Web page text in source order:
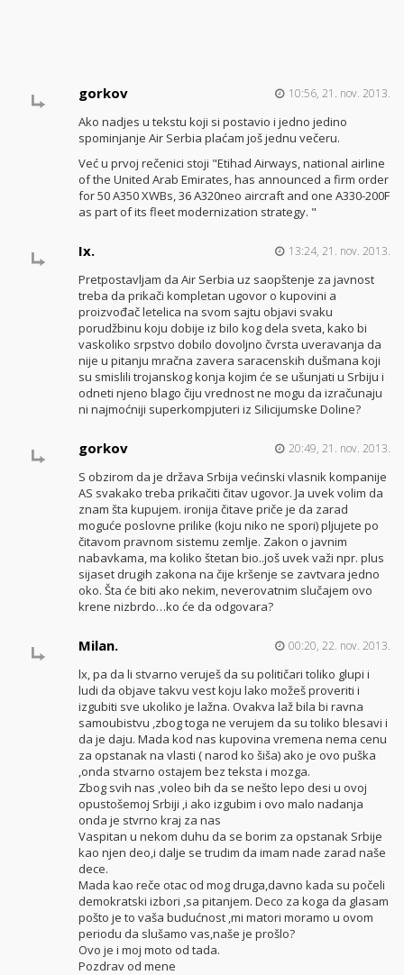
gorkov 10:56, 21. nov. 2013.
Ako nadjes u tekstu koji si postavio i jedno jedino
spominjanje Air Serbia plaćam još jednu večeru.
Već u prvoj rečenici stoji "Etihad Airways, national airline
of the United Arab Emirates, has announced a firm order
for 50 A350 XWBs, 36 A320neo aircraft and one A330-200F
as part of its fleet modernization strategy. "
Ix. 13:24, 21. nov. 2013.
Pretpostavljam da Air Serbia uz saopštenje za javnost
treba da prikači kompletan ugovor o kupovini a
proizvođač letelica na svom sajtu objavi svaku
porudžbinu koju dobije iz bilo kog dela sveta, kako bi
vaskoliko srpstvo dobilo dovoljno čvrsta uveravanja da
nije u pitanju mračna zavera saracenskih dušmana koji
su smislili trojanskog konja kojim će se ušunjati u Srbiju i
odneti njeno blago čiju vrednost ne mogu da izračunaju
ni najmoćniji superkompjuteri iz Silicijumske Doline?
gorkov 20:49, 21. nov. 2013.
S obzirom da je država Srbija većinski vlasnik kompanije
AS svakako treba prikačiti čitav ugovor. Ja uvek volim da
znam šta kupujem. ironija čitave priče je da zarad
moguće poslovne prilike (koju niko ne spori) pljujete po
čitavom pravnom sistemu zemlje. Zakon o javnim
nabavkama, ma koliko štetan bio..još uvek važi npr. plus
sijaset drugih zakona na čije kršenje se zavtvara jedno
oko. Šta će biti ako nekim, neverovatnim slučajem ovo
krene nizbrdo…ko će da odgovara?
Milan. 00:20, 22. nov. 2013.
lx, pa da li stvarno veruješ da su političari toliko glupi i
ludi da objave takvu vest koju lako možeš proveriti i
izgubiti sve ukoliko je lažna. Ovakva laž bila bi ravna
samoubistvu ,zbog toga ne verujem da su toliko blesavi i
da je daju. Mada kod nas kupovina vremena nema cenu
za opstanak na vlasti ( narod ko šiša) ako je ovo puška
,onda stvarno ostajem bez teksta i mozga.
Zbog svih nas ,voleo bih da se nešto lepo desi u ovoj
opustošemoj Srbiji ,i ako izgubim i ovo malo nadanja
onda je stvrno kraj za nas
Vaspitan u nekom duhu da se borim za opstanak Srbije
kao njen deo,i dalje se trudim da imam nade zarad naše
dece.
Mada kao reče otac od mog druga,davno kada su počeli
demokratski izbori ,sa pitanjem. Deco za koga da glasam
pošto je to vaša budućnost ,mi matori moramo u ovom
periodu da slušamo vas,naše je prošlo?
Ovo je i moj moto od tada.
Pozdrav od mene